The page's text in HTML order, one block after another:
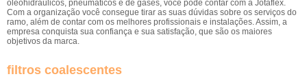
oleohidráulicos, pneumáticos e de gases, você pode contar com a Jotaflex.
Com a organização você consegue tirar as suas dúvidas sobre os serviços do
ramo, além de contar com os melhores profissionais e instalações. Assim, a
empresa conquista sua confiança e sua satisfação, que são os maiores
objetivos da marca.
filtros coalescentes